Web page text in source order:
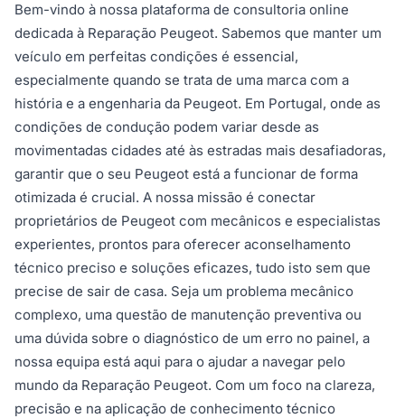
Bem-vindo à nossa plataforma de consultoria online
dedicada à Reparação Peugeot. Sabemos que manter um
veículo em perfeitas condições é essencial,
especialmente quando se trata de uma marca com a
história e a engenharia da Peugeot. Em Portugal, onde as
condições de condução podem variar desde as
movimentadas cidades até às estradas mais desafiadoras,
garantir que o seu Peugeot está a funcionar de forma
otimizada é crucial. A nossa missão é conectar
proprietários de Peugeot com mecânicos e especialistas
experientes, prontos para oferecer aconselhamento
técnico preciso e soluções eficazes, tudo isto sem que
precise de sair de casa. Seja um problema mecânico
complexo, uma questão de manutenção preventiva ou
uma dúvida sobre o diagnóstico de um erro no painel, a
nossa equipa está aqui para o ajudar a navegar pelo
mundo da Reparação Peugeot. Com um foco na clareza,
precisão e na aplicação de conhecimento técnico